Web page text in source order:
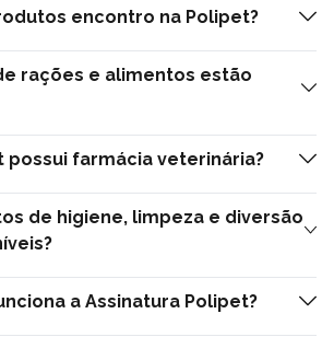
encontro na Polipet?
rações e alimentos estão
possui farmácia veterinária?
de higiene, limpeza e diversão
a Assinatura Polipet?